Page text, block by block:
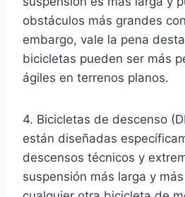
obstáculos más grandes
embargo, vale la pena
bicicletas pueden ser más
ágiles en terrenos planos.
4. Bicicletas de descenso
están diseñadas
descensos técnicos y
suspensión más larga y